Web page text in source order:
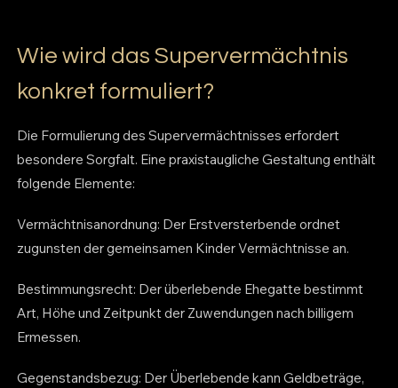
Wie wird das Supervermächtnis
konkret formuliert?
Die Formulierung des Supervermächtnisses erfordert
besondere Sorgfalt. Eine praxistaugliche Gestaltung enthält
folgende Elemente:
Vermächtnisanordnung: Der Erstversterbende ordnet
zugunsten der gemeinsamen Kinder Vermächtnisse an.
Bestimmungsrecht: Der überlebende Ehegatte bestimmt
Art, Höhe und Zeitpunkt der Zuwendungen nach billigem
Ermessen.
Gegenstandsbezug: Der Überlebende kann Geldbeträge,